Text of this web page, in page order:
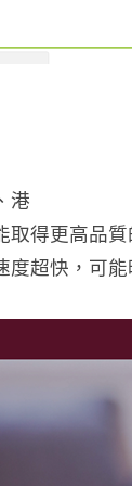
港
取得更高品
超快，可